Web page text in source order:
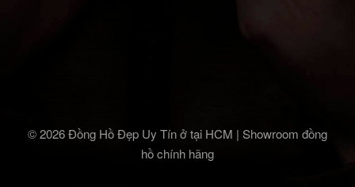
© 2026 Đồng Hồ Đẹp Uy Tín ở tại HCM | Showroom đồng
hồ chính hãng‎